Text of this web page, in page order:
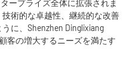
ープライズ全体に拡張されま
術的な卓越性、継続的な改善
に、Shenzhen Dinglixiang
客の増大するニーズを満たす